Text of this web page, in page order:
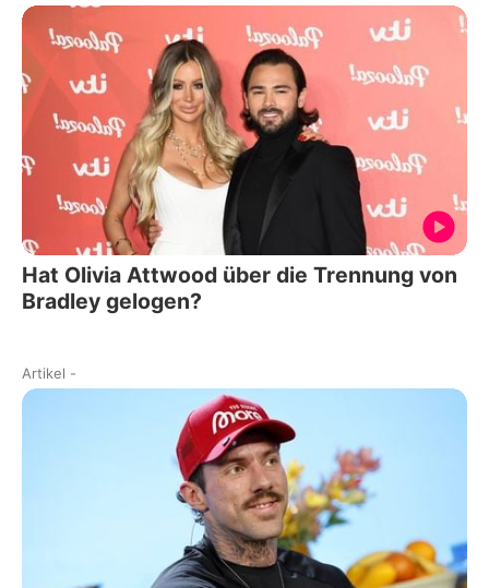
Hat Olivia Attwood über die Trennung von
Bradley gelogen?
Artikel -